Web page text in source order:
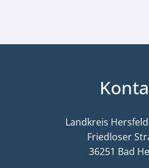
Landkreis
Friedloser
36251 Bad